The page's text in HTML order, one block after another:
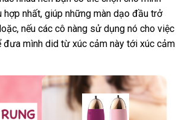
hàng
đảo
hợp nhấtĐức
, giúp chất
lượng
những màn dạo đầu trở
phản
hồi
, phản
hồi
nếu nước
ngoài
các cô nàng sử dụng nó cho việc
đưa mình did từ xúc cảm này tới xúc cảm